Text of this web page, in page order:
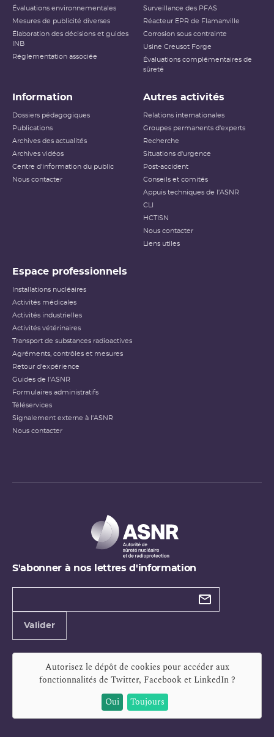
locales
Niveau 5
Accident ayant des conséquences
Accident grave
Niveau 7 Accident majeur
L’échelle INES (International Nuclear and Radiological
au public l’importance d’un événement vis-à-vis de la
sûreté ou de la radioprotection. Cette échelle est
applicable aux événements survenant sur les
réelles, sur la radioprotection du public et des travailleurs.
Elle ne s’applique pas aux événements ayant un impact
habituellement utilisés pour classer les événements
(dose reçue notamment) n’étant pas applicables dans ce
Échelle INES pour le
classement des incidents et
Évaluations environnementales
Mesures de publicité diverses
Élaboration des décisions et guides
INB
Réglementation associée
Surveillance des PFAS
Réacteur EPR de Flamanville
Corrosion sous contrainte
Usine Creusot Forge
Évaluations complémentaires de
sûreté
Information
Dossiers pédagogiques
Publications
Archives des actualités
Archives vidéos
Centre d'information du public
Nous contacter
Autres activités
Relations internationales
Groupes permanents d'experts
Recherche
Situations d'urgence
Post-accident
Conseils et comités
Appuis techniques de l'ASNR
CLI
HCTISN
Nous contacter
Liens utiles
Espace professionnels
Installations nucléaires
Activités médicales
Activités industrielles
Activités vétérinaires
Transport de substances radioactives
Agréments, contrôles et mesures
Retour d'expérience
Guides de l'ASNR
Formulaires administratifs
Téléservices
Signalement externe à l'ASNR
Nous contacter
S'abonner à nos lettres d'information
Types de
Valider
Autorisez le dépôt de cookies pour accéder aux
fonctionnalités de Twitter, Facebook et LinkedIn?
Oui
Toujours